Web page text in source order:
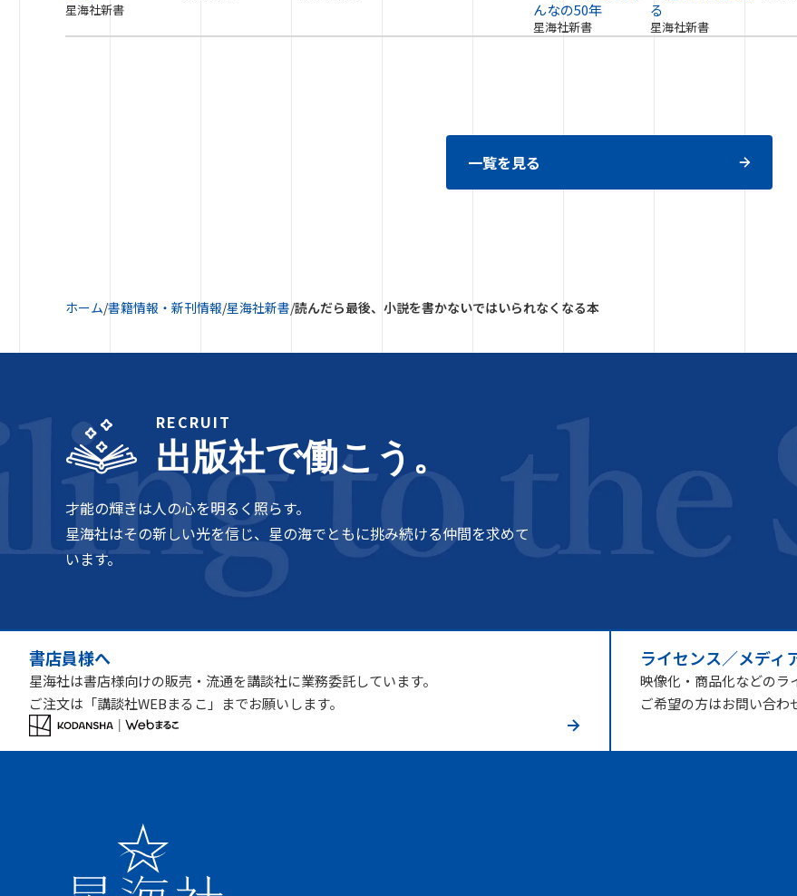
星海社新書
んなの50年
星海社新書
る
星海社新書
一覧を見る
ホーム/書籍情報・新刊情報/星海社新書/読んだら最後、小説を書かないではいられなくなる本
RECRUIT
出版社で働こう。
才能の輝きは人の心を明るく照らす。
星海社はその新しい光を信じ、星の海でともに挑み続ける仲間を求めて
います。
書店員様へ
星海社は書店様向けの販売・流通を講談社に業務委託しています。
ご注文は「講談社WEBまるこ」までお願いします。
ライセンス／メディ
映像化・商品化などのラ
ご希望の方はお問い合わ